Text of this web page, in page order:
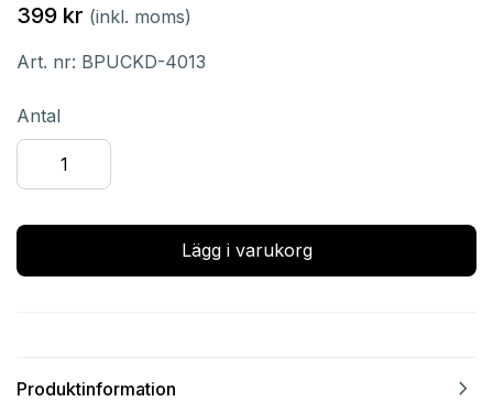
399 kr (inkl. moms)
Art. nr: BPUCKD-4013
Antal
Lägg i varukorg
Produktinformation navigate_next